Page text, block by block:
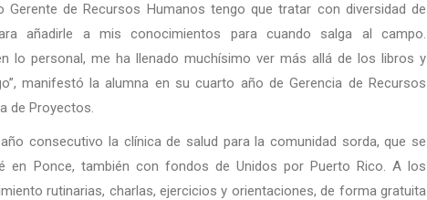
de Recursos Humanos tengo que tratar con diversidad de
añadirle a mis conocimientos para cuando salga al campo.
lo personal, me ha llenado muchísimo ver más allá de los libros y
manifestó la alumna en su cuarto año de Gerencia de Recursos
de Proyectos.
consecutivo la clínica de salud para la comunidad sorda, que se
en Ponce, también con fondos de Unidos por Puerto Rico. A los
rutinarias, charlas, ejercicios y orientaciones, de forma gratuita